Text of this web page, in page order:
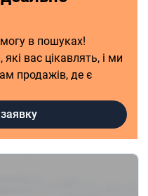
в пошуках!
вас цікавлять, і ми
продажів, де є